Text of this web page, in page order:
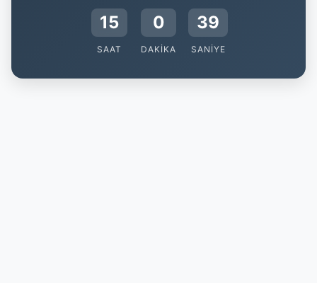
15
SAAT
0
DAKIKA
38
SANIYE